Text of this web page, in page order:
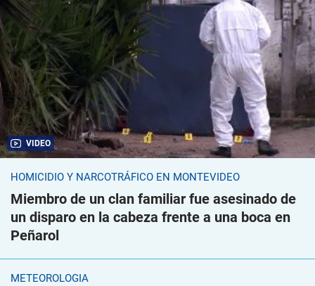
VIDEO
HOMICIDIO Y NARCOTRÁFICO EN MONTEVIDEO
Miembro de un clan familiar fue asesinado de
un disparo en la cabeza frente a una boca en
Peñarol
METEOROLOGÍA